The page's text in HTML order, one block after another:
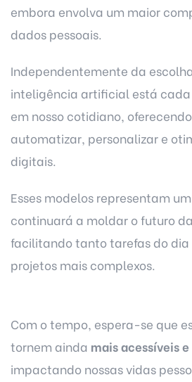
embora envolva um maior
dados pessoais.
Independentemente da
inteligência artificial está cada
em nosso cotidiano,
automatizar, personalizar e
digitais.
Esses modelos representam
continuará a moldar o futuro
facilitando tanto tarefas do
projetos mais complexos.
Com o tempo, espera-se que
tornem ainda mais acessíveis
impactando nossas vidas